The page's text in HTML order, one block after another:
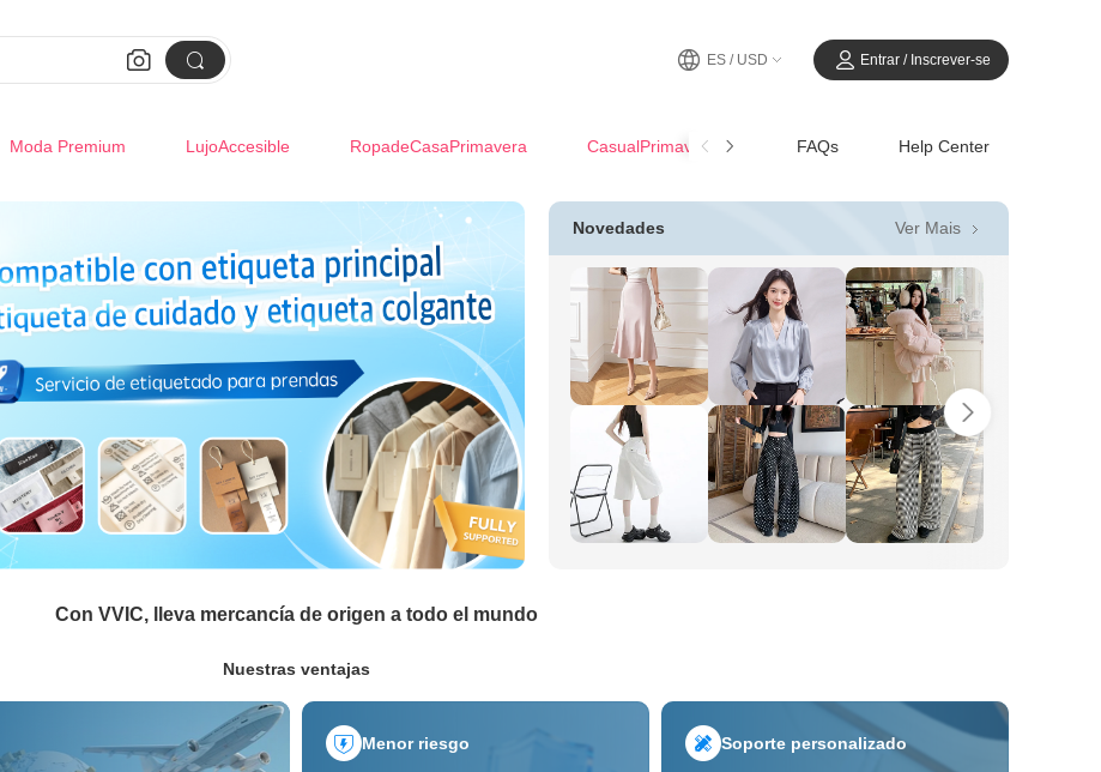
  ES / USD Entrar / Inscrever-se
Moda Premium LujoAccesible RopadeCasaPrimavera CasualPrimavera-Verano FAQs Help Center
Novedades Ver Mais 
Con VVIC, lleva mercancía de origen a todo el mundo
Nuestras ventajas
Menor riesgo Soporte personalizado